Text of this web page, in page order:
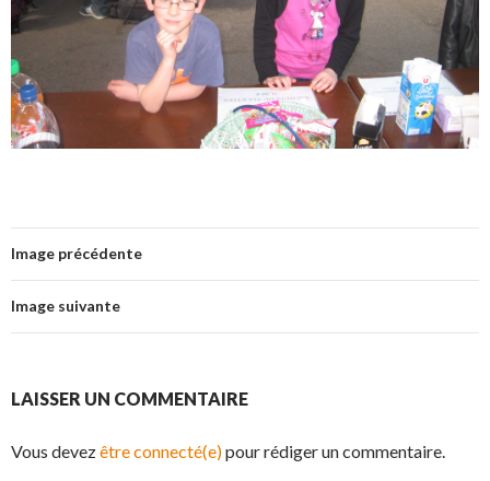
Image précédente
Image suivante
LAISSER UN COMMENTAIRE
Vous devezêtre connecté(e)pour rédiger un commentaire.